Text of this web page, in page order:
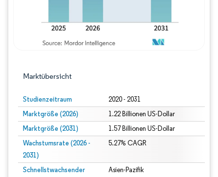
Marktübersicht
Studienzeitraum 2020 - 2031
Marktgröße (2026) 1.22 Billionen US-Dollar
Marktgröße (2031) 1.57 Billionen US-Dollar
Wachstumsrate (2026 -
2031)
5.27% CAGR
Schnellstwachsender
Asien-Pazifik